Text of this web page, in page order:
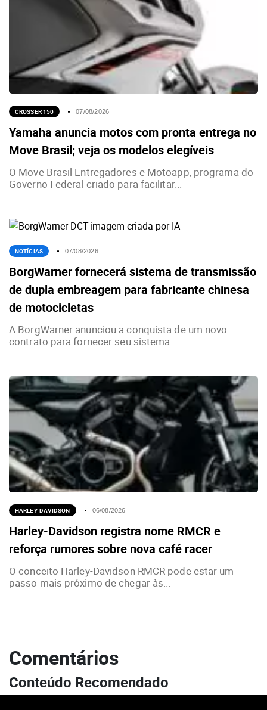
CROSSER 150 07/08/2026
Yamaha anuncia motos com pronta entrega no
Move Brasil; veja os modelos elegíveis
O Move Brasil Entregadores e Motoapp, programa do
Governo Federal criado para facilitar...
NOTÍCIAS 07/08/2026
BorgWarner fornecerá sistema de transmissão
de dupla embreagem para fabricante chinesa
de motocicletas
A BorgWarner anunciou a conquista de um novo
contrato para fornecer seu sistema...
HARLEY-DAVIDSON 06/08/2026
Harley-Davidson registra nome RMCR e
reforça rumores sobre nova café racer
O conceito Harley-Davidson RMCR pode estar um
passo mais próximo de chegar às...
Comentários
Conteúdo Recomendado